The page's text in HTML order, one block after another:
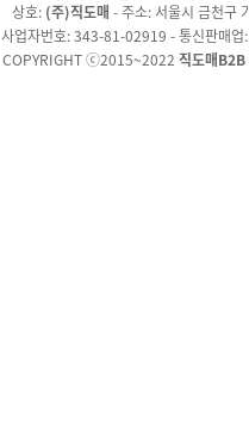
상호: (주)직도매 - 주소: 서울시 금천구
사업자번호: 343-81-02919 - 통신판매
COPYRIGHT ⓒ2015~2022 직도매B2B